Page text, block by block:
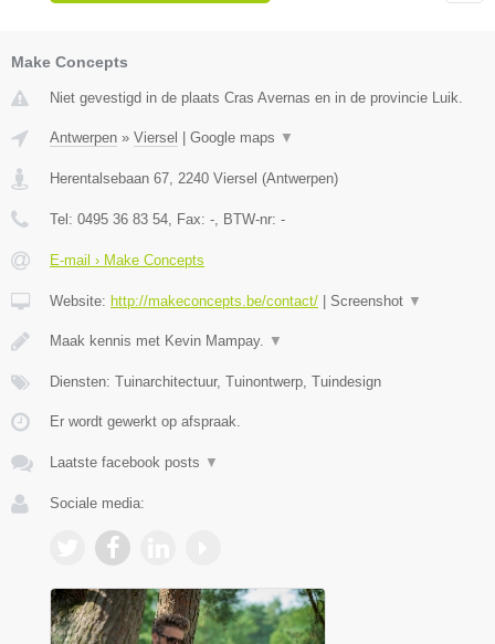
Make Concepts
Niet gevestigd in de plaats Cras Avernas en in de provincie Luik.
Antwerpen » Viersel | Google maps ▼
Herentalsebaan 67 2240 Viersel (Antwerpen)
Tel: 0495 36 83 54 , Fax: - , BTW-nr: -
E-mail › Make Concepts
Website: http://makeconcepts.be/contact/ | Screenshot ▼
Maak kennis met Kevin Mampay. ▼
Diensten: Tuinarchitectuur, Tuinontwerp, Tuindesign
Er wordt gewerkt op afspraak.
Laatste facebook posts ▼
Sociale media: